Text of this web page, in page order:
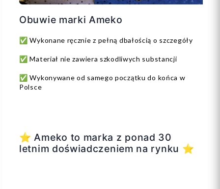
Obuwie marki Ameko
✅ Wykonane ręcznie z pełną dbałością o szczegóły
✅ Materiał nie zawiera szkodliwych substancji
✅ Wykonywane od samego początku do końca w
Polsce
⭐ Ameko to marka z ponad 30
letnim doświadczeniem na rynku ⭐